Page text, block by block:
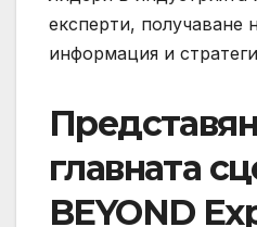
експерти, получаване
информация и
главната
BEYOND